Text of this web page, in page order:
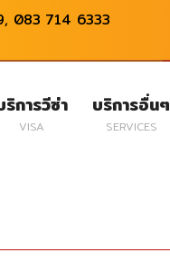
083 714 6333
ริการวีซ่า
VISA
บริการอื่นๆ
SERVICES